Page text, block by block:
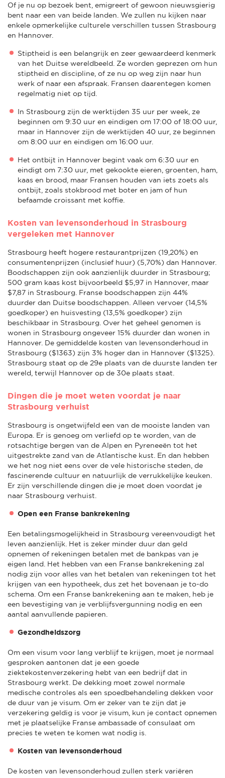
Of je nu op bezoek bent, emigreert of gewoon nieuwsgierig
bent naar een van beide landen. We zullen nu kijken naar
enkele opmerkelijke culturele verschillen tussen Strasbourg
en Hannover.
Stiptheid is een belangrijk en zeer gewaardeerd kenmerk
van het Duitse wereldbeeld. Ze worden geprezen om hun
stiptheid en discipline, of ze nu op weg zijn naar hun
werk of naar een afspraak. Fransen daarentegen komen
regelmatig niet op tijd.
In Strasbourg zijn de werktijden 35 uur per week, ze
beginnen om 9:30 uur en eindigen om 17:00 of 18:00 uur,
maar in Hannover zijn de werktijden 40 uur, ze beginnen
om 8:00 uur en eindigen om 16:00 uur.
Het ontbijt in Hannover begint vaak om 6:30 uur en
eindigt om 7:30 uur, met gekookte eieren, groenten, ham,
kaas en brood, maar Fransen houden van iets zoets als
ontbijt, zoals stokbrood met boter en jam of hun
befaamde croissant met koffie.
Kosten van levensonderhoud in Strasbourg
vergeleken met Hannover
Strasbourg heeft hogere restaurantprijzen (19,20%) en
consumentenprijzen (inclusief huur) (5,70%) dan Hannover.
Boodschappen zijn ook aanzienlijk duurder in Strasbourg;
500 gram kaas kost bijvoorbeeld $5,97 in Hannover, maar
$7,87 in Strasbourg. Franse boodschappen zijn 44%
duurder dan Duitse boodschappen. Alleen vervoer (14,5%
goedkoper) en huisvesting (13,5% goedkoper) zijn
beschikbaar in Strasbourg. Over het geheel genomen is
wonen in Strasbourg ongeveer 15% duurder dan wonen in
Hannover. De gemiddelde kosten van levensonderhoud in
Strasbourg ($1363) zijn 3% hoger dan in Hannover ($1325).
Strasbourg staat op de 29e plaats van de duurste landen ter
wereld, terwijl Hannover op de 30e plaats staat.
Dingen die je moet weten voordat je naar
Strasbourg verhuist
Strasbourg is ongetwijfeld een van de mooiste landen van
Europa. Er is genoeg om verliefd op te worden, van de
rotsachtige bergen van de Alpen en Pyreneeën tot het
uitgestrekte zand van de Atlantische kust. En dan hebben
we het nog niet eens over de vele historische steden, de
fascinerende cultuur en natuurlijk de verrukkelijke keuken.
Er zijn verschillende dingen die je moet doen voordat je
naar Strasbourg verhuist.
Open een Franse bankrekening
Een betalingsmogelijkheid in Strasbourg vereenvoudigt het
leven aanzienlijk. Het is zeker minder duur dan geld
opnemen of rekeningen betalen met de bankpas van je
eigen land. Het hebben van een Franse bankrekening zal
nodig zijn voor alles van het betalen van rekeningen tot het
krijgen van een hypotheek, dus zet het bovenaan je to-do
schema. Om een Franse bankrekening aan te maken, heb je
een bevestiging van je verblijfsvergunning nodig en een
aantal aanvullende papieren.
Gezondheidszorg
Om een visum voor lang verblijf te krijgen, moet je normaal
gesproken aantonen dat je een goede
ziektekostenverzekering hebt van een bedrijf dat in
Strasbourg werkt. De dekking moet zowel normale
medische controles als een spoedbehandeling dekken voor
de duur van je visum. Om er zeker van te zijn dat je
verzekering geldig is voor je visum, kun je contact opnemen
met je plaatselijke Franse ambassade of consulaat om
precies te weten te komen wat nodig is.
Kosten van levensonderhoud
De kosten van levensonderhoud zullen sterk variëren